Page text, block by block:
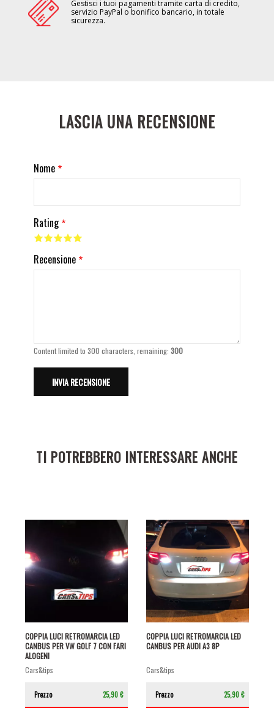
Gestisci i tuoi pagamenti tramite carta di credito,
servizio PayPal o bonifico bancario, in totale
sicurezza.
LASCIA UNA RECENSIONE
Nome
Rating
Recensione
Content limited to 300 characters, remaining:300
TI POTREBBERO INTERESSARE ANCHE
COPPIA LUCI RETROMARCIA LED
CANBUS PER VW GOLF 7 CON FARI
ALOGENI
cars&tips
Prezzo 25,90 €
COPPIA LUCI RETROMARCIA LED
CANBUS PER AUDI A3 8P
cars&tips
Prezzo 25,90 €